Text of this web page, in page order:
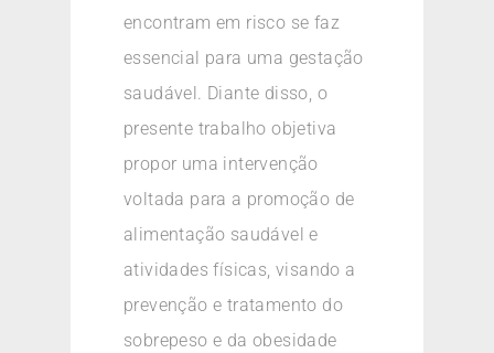
encontram em risco se faz
essencial para uma gestação
saudável. Diante disso, o
presente trabalho objetiva
propor uma intervenção
voltada para a promoção de
alimentação saudável e
atividades físicas, visando a
prevenção e tratamento do
sobrepeso e da obesidade